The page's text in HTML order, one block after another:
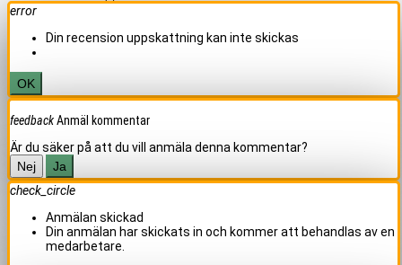
error
Din recension uppskattning kan inte skickas
OK
feedbackAnmäl kommentar
Är du säker på att du vill anmäla denna kommentar?
Nej
Ja
check_circle
Anmälan skickad
Din anmälan har skickats in och kommer att behandlas av en
medarbetare.